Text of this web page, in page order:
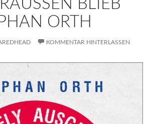
BLIEB V
ORTH
KOMMENTAR HINTERLASSEN